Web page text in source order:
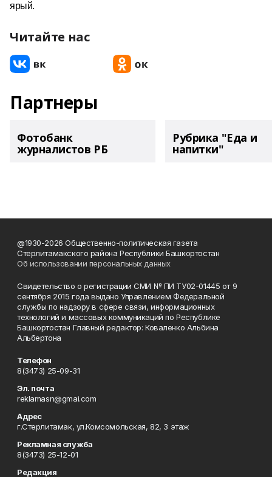
ярый.
Читайте нас
Партнеры
Фотобанк
журналистов РБ
Рубрика "Еда и
напитки"
@1930-2026 Общественно-политическая газета
Стерлитамакского района Республики Башкортостан
Об использовании персональных данных
Свидетельство о регистрации СМИ № ПИ ТУ02-01445 от 9
сентября 2015 года выдано Управлением Федеральной
службы по надзору в сфере связи, информационных
технологий и массовых коммуникаций по Республике
Башкортостан Главный редактор: Коваленко Альбина
Альбертона
Телефон
8(3473) 25-09-31
Эл. почта
reklamasn@gmai.com
Адрес
г.Стерлитамак, ул.Комсомольская, 82, 3 этаж
Рекламная служба
8(3473) 25-12-01
Редакция